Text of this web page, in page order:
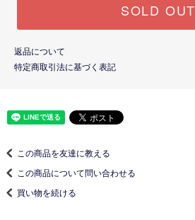
SOLD OUT
返品について
特定商取引法に基づく表記
この商品を友達に教える
この商品について問い合わせる
買い物を続ける